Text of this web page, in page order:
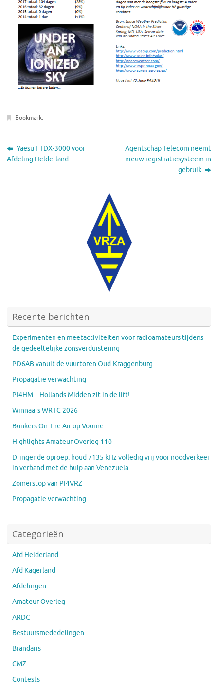
Bookmark.
Yaesu FTDX-3000 voor
Afdeling Helderland
Agentschap Telecom neemt
nieuw registratiesysteem in
gebruik
Recente berichten
Experimenten en meetactiviteiten voor radioamateurs tijdens
de gedeeltelijke zonsverduistering
PD6AB vanuit de vuurtoren Oud-Kraggenburg
Propagatie verwachting
PI4HM – Hollands Midden zit in de lift!
Winnaars WRTC 2026
Bunkers On The Air op Voorne
Highlights Amateur Overleg 110
Dringende oproep: houd 7135 kHz volledig vrij voor noodverkeer
in verband met de hulp aan Venezuela.
Zomerstop van PI4VRZ
Propagatie verwachting
Categorieën
Afd Helderland
Afd Kagerland
Afdelingen
Amateur Overleg
ARDC
Bestuursmededelingen
Brandaris
CMZ
Contests